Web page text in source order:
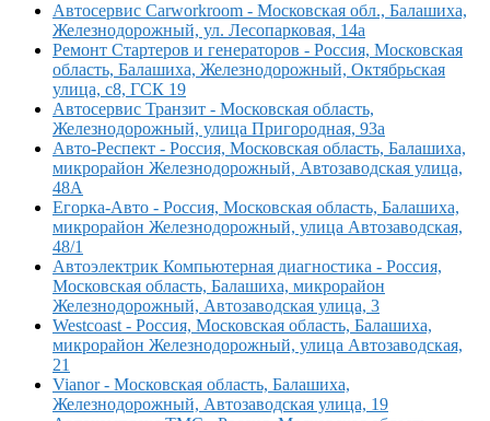
Автосервис Carworkroom - Московская обл., Балашиха,
Железнодорожный, ул. Лесопарковая, 14а
Ремонт Стартеров и генераторов - Россия, Московская
область, Балашиха, Железнодорожный, Октябрьская
улица, с8, ГСК 19
Автосервис Транзит - Московская область,
Железнодорожный, улица Пригородная, 93а
Авто-Респект - Россия, Московская область, Балашиха,
микрорайон Железнодорожный, Автозаводская улица,
48А
Егорка-Авто - Россия, Московская область, Балашиха,
микрорайон Железнодорожный, улица Автозаводская,
48/1
Автоэлектрик Компьютерная диагностика - Россия,
Московская область, Балашиха, микрорайон
Железнодорожный, Автозаводская улица, 3
Westcoast - Россия, Московская область, Балашиха,
микрорайон Железнодорожный, улица Автозаводская,
21
Vianor - Московская область, Балашиха,
Железнодорожный, Автозаводская улица, 19